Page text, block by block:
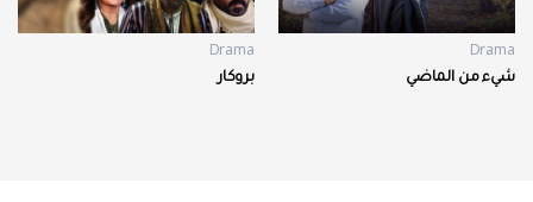
Drama
شيء من الماضي
Drama
بروكار